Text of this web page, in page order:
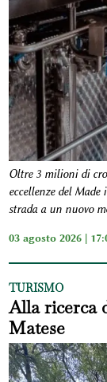
Oltre 3 milioni di
eccellenze del
strada a un nuovo
03 agosto 2026 |
TURISMO
Alla ricerca
Matese